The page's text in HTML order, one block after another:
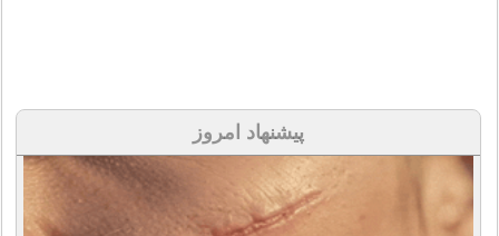
پیشنهاد امروز